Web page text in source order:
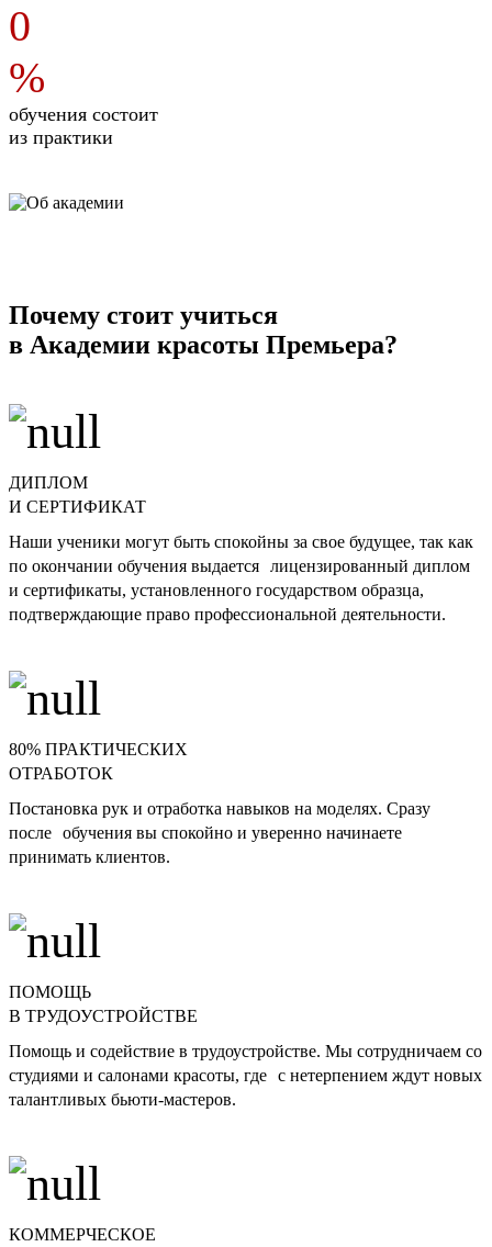
0
%
обучения состоит
из практики
Почему стоит учиться
в Академии красоты Премьера?
ДИПЛОМ
И СЕРТИФИКАТ
Наши ученики могут быть спокойны за свое будущее, так как
по окончании обучения выдается лицензированный диплом
и сертификаты, установленного государством образца,
подтверждающие право профессиональной деятельности.
80% ПРАКТИЧЕСКИХ
ОТРАБОТОК
Постановка рук и отработка навыков на моделях. Сразу
после обучения вы спокойно и уверенно начинаете
принимать клиентов.
ПОМОЩЬ
В ТРУДОУСТРОЙСТВЕ
Помощь и содействие в трудоустройстве. Мы сотрудничаем со
студиями и салонами красоты, где с нетерпением ждут новых
талантливых бьюти-мастеров.
КОММЕРЧЕСКОЕ